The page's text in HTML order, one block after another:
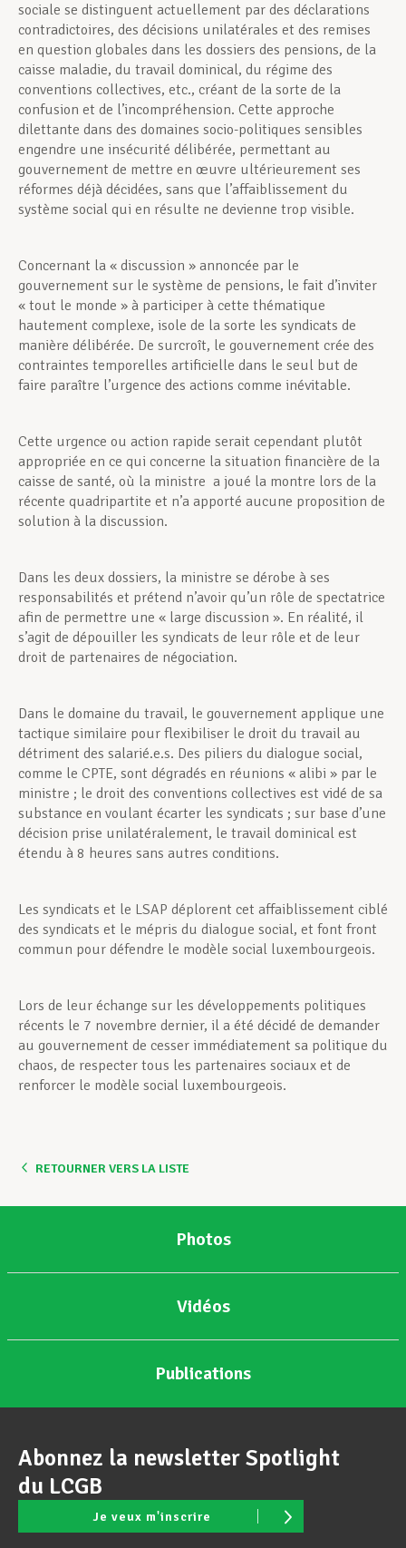
sociale se distinguent actuellement par des déclarations
contradictoires, des décisions unilatérales et des remises
en question globales dans les dossiers des pensions, de la
caisse maladie, du travail dominical, du régime des
conventions collectives, etc., créant de la sorte de la
confusion et de l’incompréhension. Cette approche
dilettante dans des domaines socio-politiques sensibles
engendre une insécurité délibérée, permettant au
gouvernement de mettre en œuvre ultérieurement ses
réformes déjà décidées, sans que l’affaiblissement du
système social qui en résulte ne devienne trop visible.
Concernant la « discussion » annoncée par le
gouvernement sur le système de pensions, le fait d’inviter
« tout le monde » à participer à cette thématique
hautement complexe, isole de la sorte les syndicats de
manière délibérée. De surcroît, le gouvernement crée des
contraintes temporelles artificielle dans le seul but de
faire paraître l’urgence des actions comme inévitable.
Cette urgence ou action rapide serait cependant plutôt
appropriée en ce qui concerne la situation financière de la
caisse de santé, où la ministre a joué la montre lors de la
récente quadripartite et n’a apporté aucune proposition de
solution à la discussion.
Dans les deux dossiers, la ministre se dérobe à ses
responsabilités et prétend n’avoir qu’un rôle de spectatrice
afin de permettre une « large discussion ». En réalité, il
s’agit de dépouiller les syndicats de leur rôle et de leur
droit de partenaires de négociation.
Dans le domaine du travail, le gouvernement applique une
tactique similaire pour flexibiliser le droit du travail au
détriment des salarié.e.s. Des piliers du dialogue social,
comme le CPTE, sont dégradés en réunions « alibi » par le
ministre ; le droit des conventions collectives est vidé de sa
substance en voulant écarter les syndicats ; sur base d’une
décision prise unilatéralement, le travail dominical est
étendu à 8 heures sans autres conditions.
Les syndicats et le LSAP déplorent cet affaiblissement ciblé
des syndicats et le mépris du dialogue social, et font front
commun pour défendre le modèle social luxembourgeois.
Lors de leur échange sur les développements politiques
récents le 7 novembre dernier, il a été décidé de demander
au gouvernement de cesser immédiatement sa politique du
chaos, de respecter tous les partenaires sociaux et de
renforcer le modèle social luxembourgeois.
RETOURNER VERS LA LISTE
Photos
Vidéos
Publications
Abonnez la newsletter Spotlight
du LCGB
Je veux m'inscrire